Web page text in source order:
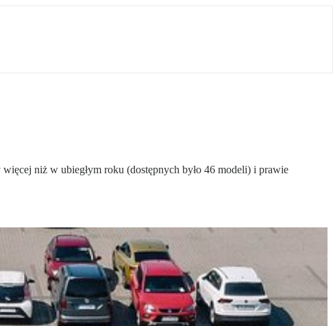
niż w ubiegłym roku (dostępnych było 46 modeli) i prawie